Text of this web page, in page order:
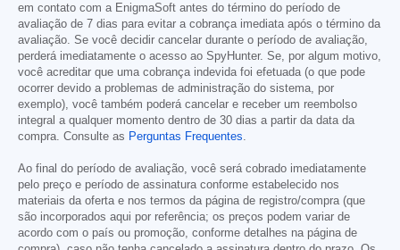
em contato com a EnigmaSoft antes do término do período de
avaliação de 7 dias para evitar a cobrança imediata após o término da
avaliação. Se você decidir cancelar durante o período de avaliação,
perderá imediatamente o acesso ao SpyHunter. Se, por algum motivo,
você acreditar que uma cobrança indevida foi efetuada (o que pode
ocorrer devido a problemas de administração do sistema, por
exemplo), você também poderá cancelar e receber um reembolso
integral a qualquer momento dentro de 30 dias a partir da data da
compra. Consulte as Perguntas Frequentes
Ao final do período de avaliação, você será cobrado imediatamente
pelo preço e período de assinatura conforme estabelecido nos
materiais da oferta e nos termos da página de registro/compra (que
são incorporados aqui por referência; os preços podem variar de
acordo com o país ou promoção, conforme detalhes na página de